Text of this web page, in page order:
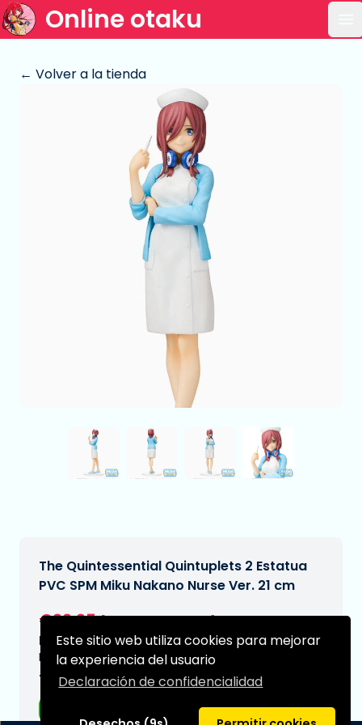
Este sitio web utiliza cookies para mejorar
la experiencia del usuario
Declaración de confidencialidad
Online otaku
← Volver a la tienda
The Quintessential Quintuplets 2 Estatua
PVC SPM Miku Nakano Nurse Ver. 21 cm
€22,95
Fecha de entrega prevista:
N/A
Tipo: